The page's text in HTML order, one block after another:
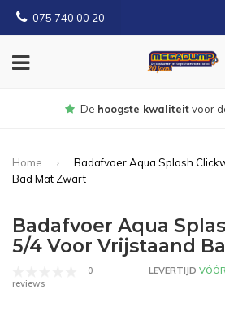
075 740 00 20
Gratis
Home
Badafvoer Aqua Splash
Bad Mat Zwart
Badafvoer Aqua
5/4 Voor Vrijstaand
0
reviews
LEVERTIJD